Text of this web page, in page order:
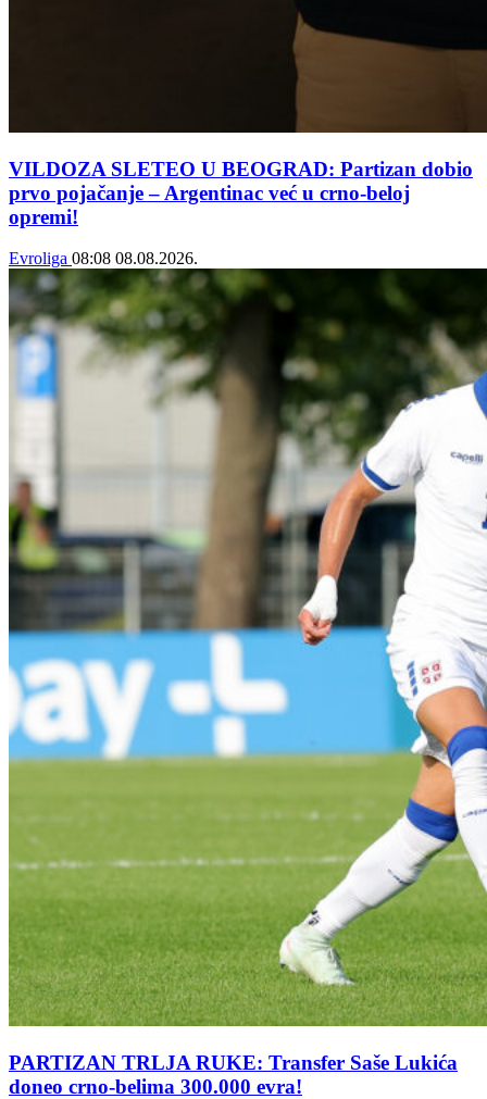
VILDOZA SLETEO U BEOGRAD: Partizan dobio
prvo pojačanje – Argentinac već u crno-beloj
opremi!
Evroliga 08:08 08.08.2026.
PARTIZAN TRLJA RUKE: Transfer Saše Lukića
doneo crno-belima 300.000 evra!